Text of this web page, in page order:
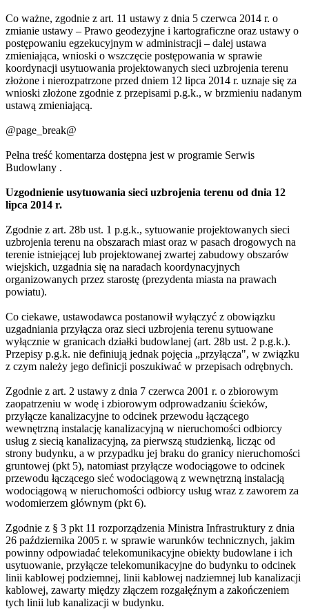
Co ważne, zgodnie z art. 11 ustawy z dnia 5 czerwca 2014 r. o
zmianie ustawy – Prawo geodezyjne i kartograficzne oraz ustawy o
postępowaniu egzekucyjnym w administracji – dalej ustawa
zmieniająca, wnioski o wszczęcie postępowania w sprawie
koordynacji usytuowania projektowanych sieci uzbrojenia terenu
złożone i nierozpatrzone przed dniem 12 lipca 2014 r. uznaje się za
wnioski złożone zgodnie z przepisami p.g.k., w brzmieniu nadanym
ustawą zmieniającą.
@page_break@
Pełna treść komentarza dostępna jest w programie Serwis
Budowlany .
Uzgodnienie usytuowania sieci uzbrojenia terenu od dnia 12
lipca 2014 r.
Zgodnie z art. 28b ust. 1 p.g.k., sytuowanie projektowanych sieci
uzbrojenia terenu na obszarach miast oraz w pasach drogowych na
terenie istniejącej lub projektowanej zwartej zabudowy obszarów
wiejskich, uzgadnia się na naradach koordynacyjnych
organizowanych przez starostę (prezydenta miasta na prawach
powiatu).
Co ciekawe, ustawodawca postanowił wyłączyć z obowiązku
uzgadniania przyłącza oraz sieci uzbrojenia terenu sytuowane
wyłącznie w granicach działki budowlanej (art. 28b ust. 2 p.g.k.).
Przepisy p.g.k. nie definiują jednak pojęcia „przyłącza", w związku
z czym należy jego definicji poszukiwać w przepisach odrębnych.
Zgodnie z art. 2 ustawy z dnia 7 czerwca 2001 r. o zbiorowym
zaopatrzeniu w wodę i zbiorowym odprowadzaniu ścieków,
przyłącze kanalizacyjne to odcinek przewodu łączącego
wewnętrzną instalację kanalizacyjną w nieruchomości odbiorcy
usług z siecią kanalizacyjną, za pierwszą studzienką, licząc od
strony budynku, a w przypadku jej braku do granicy nieruchomości
gruntowej (pkt 5), natomiast przyłącze wodociągowe to odcinek
przewodu łączącego sieć wodociągową z wewnętrzną instalacją
wodociągową w nieruchomości odbiorcy usług wraz z zaworem za
wodomierzem głównym (pkt 6).
Zgodnie z § 3 pkt 11 rozporządzenia Ministra Infrastruktury z dnia
26 października 2005 r. w sprawie warunków technicznych, jakim
powinny odpowiadać telekomunikacyjne obiekty budowlane i ich
usytuowanie, przyłącze telekomunikacyjne do budynku to odcinek
linii kablowej podziemnej, linii kablowej nadziemnej lub kanalizacji
kablowej, zawarty między złączem rozgałęźnym a zakończeniem
tych linii lub kanalizacji w budynku.